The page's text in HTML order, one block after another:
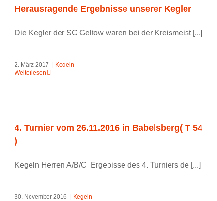
Herausragende Ergebnisse unserer Kegler
Die Kegler der SG Geltow waren bei der Kreismeist [...]
2. März 2017
Kegeln
Weiterlesen
4. Turnier vom 26.11.2016 in Babelsberg( T 54
)
Kegeln Herren A/B/C Ergebisse des 4. Turniers de [...]
30. November 2016
Kegeln